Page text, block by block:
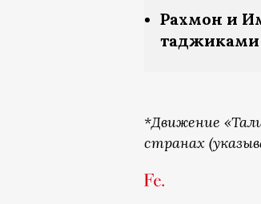
Рахмон и
*Движение
странах